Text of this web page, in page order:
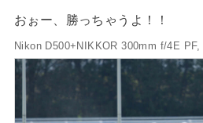
おぉー、勝っちゃうよ！！
Nikon D500+NIKKOR 300mm f/4E